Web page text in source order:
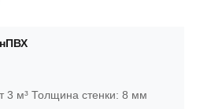
3 м³ Толщина стенки: 8 мм